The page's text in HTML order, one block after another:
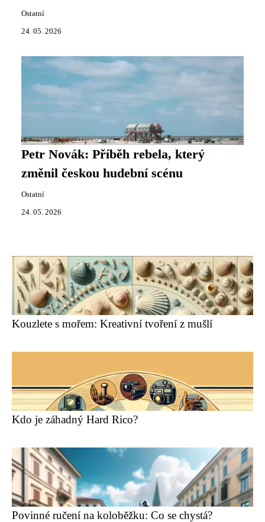
Ostatní
24. 05. 2026
Petr Novák: Příběh rebela, který
změnil českou hudební scénu
Ostatní
24. 05. 2026
Kouzlete s mořem: Kreativní tvoření z mušlí
Kdo je záhadný Hard Rico?
Povinné ručení na koloběžku: Co se chystá?